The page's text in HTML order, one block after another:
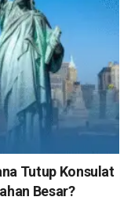
Tutup Konsulat
Besar?